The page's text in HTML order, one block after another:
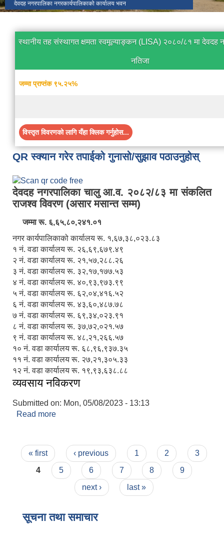
देवदह नगरपालिका नगरकार्यपालिकाको कार्यालय भवन
स्थानीय तह संस्थागत क्षमता स्वमूल्याङ्कन (LISA) २०८०/८१ मा देवदह
नतिजा
जम्मा प्राप्तंक ९५.२५%
विस्तृत विवरणको लागि यँहा क्लिक गर्नुहोस...
QR स्क्यान गरेर तपाईको गुनासो/सुझाव पठाउनुहोस्
देवदह नगरपालिका चालु आ.व. २०८२/८३ मा संकलित
राजश्व विवरण (असार मसान्त सम्म)
जम्मा रू. ६,६५,८०,२४१.०१
नगर कार्यपालिकाको कार्यालय रू. १,६७,३८,०२३.८३
१ नं. वडा कार्यालय रू. २६,६९,६७९.४९
२ नं. वडा कार्यालय रू. २१,५७,२८८.२६
३ नं. वडा कार्यालय रू. ३२,१७,१७७.५३
४ नं. वडा कार्यालय रू. ४०,९३,९७३.९९
५ नं. वडा कार्यालय रू. ६२,०४,४१६.५२
६ नं. वडा कार्यालय रू. ४३,६०,४८७.७८
७ नं. वडा कार्यालय रू. ६९,३४,०२३.९१
८ नं. वडा कार्यालय रू. ३७,७२,०२१.५७
९ नं. वडा कार्यालय रू. ४८,२१,२६६.५७
१० नं. वडा कार्यालय रू. ६८,९६,९३७.३५
११ नं. वडा कार्यालय रू. २७,२१,३०५.३३
१२ नं. वडा कार्यालय रू. १९,९३,६३८.८८
व्यवसाय नविकरण
Submitted on: Mon, 05/08/2023 - 13:13
Read more
Pages
« first ‹ previous 1 2
3
4
5 6 7 8
9
next ›
last »
सूचना तथा समाचार